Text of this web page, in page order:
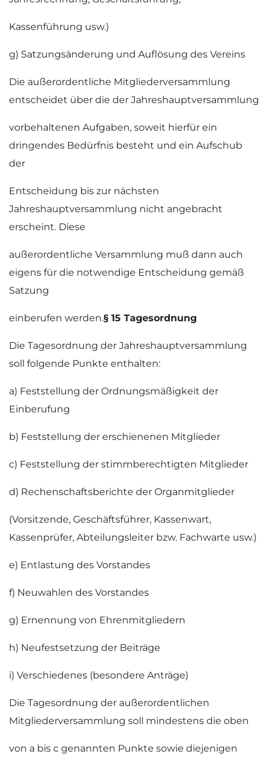
Kassenführung usw.)
g) Satzungsänderung und Auflösung des Vereins
Die außerordentliche Mitgliederversammlung
entscheidet über die der Jahreshauptversammlung
vorbehaltenen Aufgaben, soweit hierfür ein
dringendes Bedürfnis besteht und ein Aufschub
der
Entscheidung bis zur nächsten
Jahreshauptversammlung nicht angebracht
erscheint. Diese
außerordentliche Versammlung muß dann auch
eigens für die notwendige Entscheidung gemäß
Satzung
einberufen werden.§ 15 Tagesordnung
Die Tagesordnung der Jahreshauptversammlung
soll folgende Punkte enthalten:
a) Feststellung der Ordnungsmäßigkeit der
Einberufung
b) Feststellung der erschienenen Mitglieder
c) Feststellung der stimmberechtigten Mitglieder
d) Rechenschaftsberichte der Organmitglieder
(Vorsitzende, Geschäftsführer, Kassenwart,
Kassenprüfer, Abteilungsleiter bzw. Fachwarte usw.)
e) Entlastung des Vorstandes
f) Neuwahlen des Vorstandes
g) Ernennung von Ehrenmitgliedern
h) Neufestsetzung der Beiträge
i) Verschiedenes (besondere Anträge)
Die Tagesordnung der außerordentlichen
Mitgliederversammlung soll mindestens die oben
von a bis c genannten Punkte sowie diejenigen